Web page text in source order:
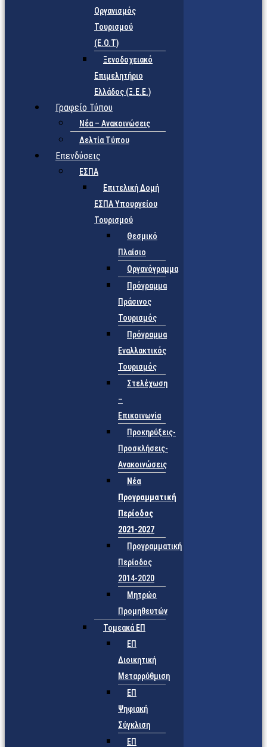
Οργανισμός
Τουρισμού
(Ε.Ο.Τ)
Ξενοδοχειακό
Επιμελητήριο
Ελλάδος (Ξ.Ε.Ε.)
Γραφείο Τύπου
Νέα – Ανακοινώσεις
Δελτία Τύπου
Επενδύσεις
ΕΣΠΑ
Επιτελική Δομή
ΕΣΠΑ Υπουργείου
Τουρισμού
Θεσμικό
Πλαίσιο
Οργανόγραμμα
Πρόγραμμα
Πράσινος
Τουρισμός
Πρόγραμμα
Εναλλακτικός
Τουρισμός
Στελέχωση
–
Επικοινωνία
Προκηρύξεις-
Προσκλήσεις-
Ανακοινώσεις
Νέα
Προγραμματική
Περίοδος
2021-2027
Προγραμματική
Περίοδος
2014-2020
Μητρώο
Προμηθευτών
Τομεακά ΕΠ
ΕΠ
Διοικητική
Μεταρρύθμιση
ΕΠ
Ψηφιακή
Σύγκλιση
ΕΠ